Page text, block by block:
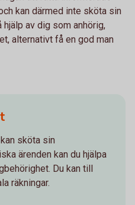
kan därmed inte sköta sin
av dig som anhörig,
alternativt få en god man
sköta sin
ärenden kan du hjälpa
Du kan till
räkningar.